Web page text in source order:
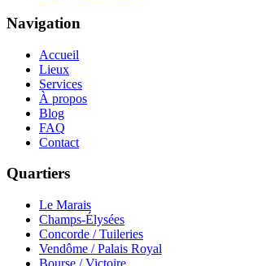
Navigation
Accueil
Lieux
Services
À propos
Blog
FAQ
Contact
Quartiers
Le Marais
Champs-Élysées
Concorde / Tuileries
Vendôme / Palais Royal
Bourse / Victoire